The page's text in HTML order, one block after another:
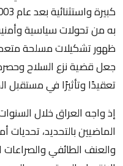
به من تحولات سياسية
ظهور تشكيلات مسلحة
جعل قضية نزع السلاح
تعقيدًا وتأثيرًا في مستقبل
إذ واجه العراق خلال
الماضيين بالتحديد، تحديات
والعنف الطائفي والصراعات